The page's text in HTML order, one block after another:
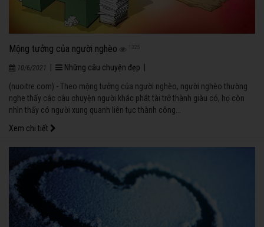
Mộng tưởng của người nghèo 1325
10/6/2021 | Những câu chuyện đẹp |
(nuoitre.com) - Theo mộng tưởng của người nghèo, người nghèo thường
nghe thấy các câu chuyện người khác phát tài trở thành giàu có, họ còn
nhìn thấy có người xung quanh liên tục thành công...
Xem chi tiết